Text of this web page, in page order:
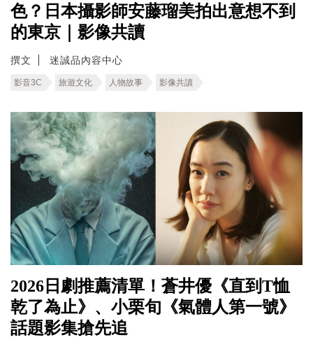
色？日本攝影師安藤瑠美拍出意想不到
的東京｜影像共讀
撰文 迷誠品內容中心
影音3C 旅遊文化 人物故事 影像共讀
2026日劇推薦清單！蒼井優《直到T恤
乾了為止》、小栗旬《氣體人第一號》
話題影集搶先追